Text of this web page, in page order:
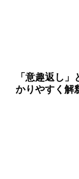
「意趣返し
かりやすく解